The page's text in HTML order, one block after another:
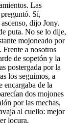
Las
Sí,
dijo Jony.
puta. No se lo dije,
mojoneado por
Frente a nosotros
de sopetón y la
postergada por la
los seguimos, a
encargaba de la
dos mojones
por las mechas,
al cuello: mejor
locura.